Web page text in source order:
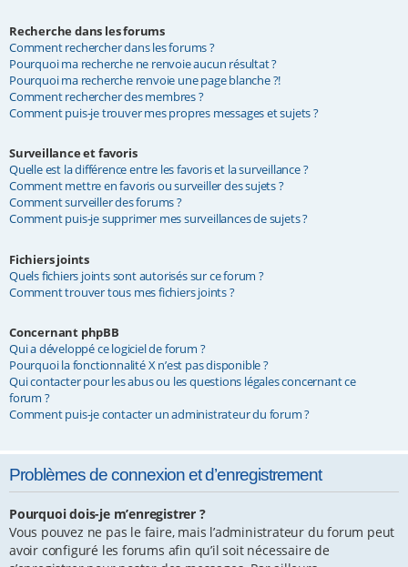
Recherche dans les forums
Comment rechercher dans les forums ?
Pourquoi ma recherche ne renvoie aucun résultat ?
Pourquoi ma recherche renvoie une page blanche ?!
Comment rechercher des membres ?
Comment puis-je trouver mes propres messages et sujets ?
Surveillance et favoris
Quelle est la différence entre les favoris et la surveillance ?
Comment mettre en favoris ou surveiller des sujets ?
Comment surveiller des forums ?
Comment puis-je supprimer mes surveillances de sujets ?
Fichiers joints
Quels fichiers joints sont autorisés sur ce forum ?
Comment trouver tous mes fichiers joints ?
Concernant phpBB
Qui a développé ce logiciel de forum ?
Pourquoi la fonctionnalité X n’est pas disponible ?
Qui contacter pour les abus ou les questions légales concernant ce
forum ?
Comment puis-je contacter un administrateur du forum ?
Problèmes de connexion et d’enregistrement
Pourquoi dois-je m’enregistrer ?
Vous pouvez ne pas le faire, mais l’administrateur du forum peut
avoir configuré les forums afin qu’il soit nécessaire de